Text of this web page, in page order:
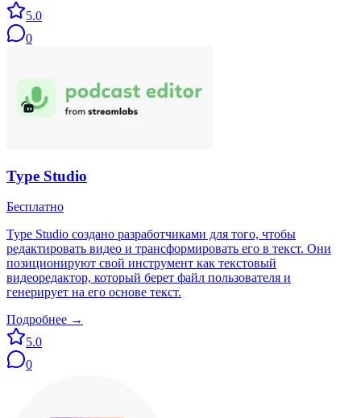
5.0
0
Type Studio
Бесплатно
Type Studio создано разработчиками для того, чтобы
редактировать видео и трансформировать его в текст. Они
позиционируют свой инструмент как текстовый
видеоредактор, который берет файл пользователя и
генерирует на его основе текст.
Подробнее →
5.0
0